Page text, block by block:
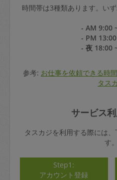
時間帯は3種類あります。い
- AM 9:00
- PM
- 夜 18:00
参考: お仕事を依頼できる時
タス
サービス
タスカジを利用する際には
す。
Step1:
アカウント登録